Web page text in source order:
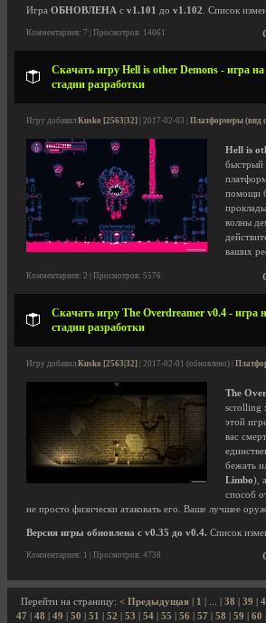
Игра ОБНОВЛЕНА с v1.101 до v1.102 . Список
Комментариев: 7 | Просмотров: 14061
Скачать игру Hell is other Demons - игра на
стадии разработки
Игру добавил Kusko [2563|32] | 2017-02-03 | Платформеры (вид
Hell is
быстрый
помощи
волны
ваших
Комментариев: 2 | Просмотров: 5576
Скачать игру The Overdreamer v0.4 - игра
стадии разработки
Игру добавил Kusko [2563|32] | 2017-02-01 (обновлено) |
The
scrolling
этой
вас
бежать
Limbo),
способ
не просто физически атаковать его. Ваше лучшее
Версия игры обновлена с v0.35 до v0.4. Список
Комментариев: 1 | Просмотров: 4738
Перейти на страницу: < Предыдущая 1 38 39
47
48 49 50 51 52 53 54 55 56 57 58 59 60